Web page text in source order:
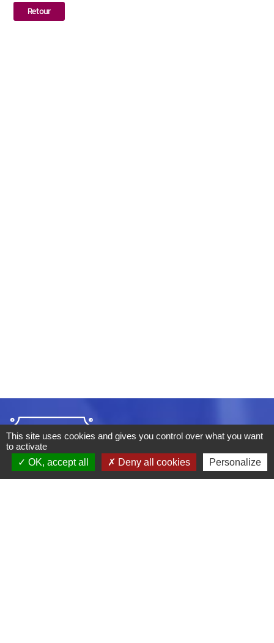
Retour
This site uses cookies and gives you control over what you want
to activate
OK, accept all
Deny all cookies Personalize